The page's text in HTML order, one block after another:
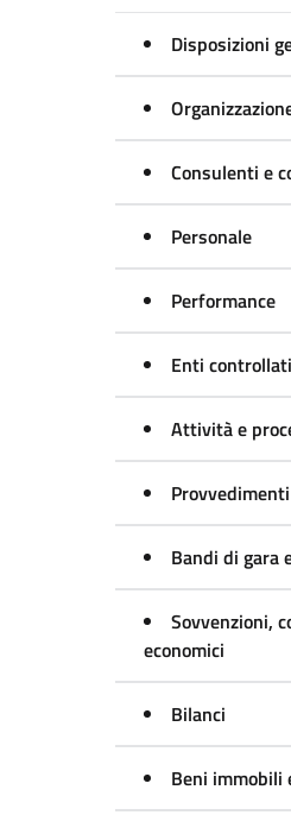
Disposizioni
Consulenti e
Personale
Performance
Enti controllati
Attività e
Provvedimenti
Bandi di gara
Sovvenzioni,
economici
Bilanci
Beni immobili